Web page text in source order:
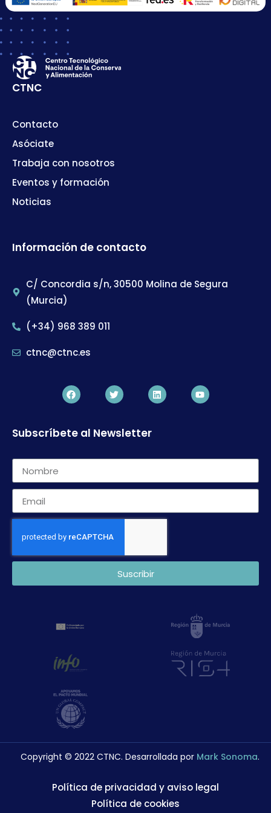
CTNC
Contacto
Asóciate
Trabaja con nosotros
Eventos y formación
Noticias
Información de contacto
C/ Concordia s/n, 30500 Molina de Segura
(Murcia)
(+34) 968 389 011
ctnc@ctnc.es
Subscríbete al Newsletter
Suscribir
Copyright © 2022 CTNC. Desarrollada por Mark Sonoma.
Política de privacidad y aviso legal
Política de cookies